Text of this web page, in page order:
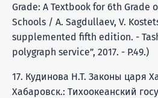
Grade: A Textbook for 6th Grade
Schools / A. Sagdullaev, V.
supplemented fifth edition. -
polygraph service”, 2017. - P.49.)
17. Кудинова Н.Т. Законы царя
Хабаровск.: Тихоокеанский